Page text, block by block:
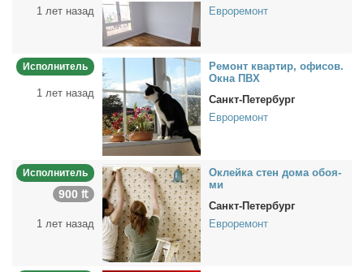
1 лет назад
Евроремонт
Исполнитель
1 лет назад
Ре­монт квар­тир, офи­сов.
Ок­на ПВХ
Санкт-Петербург
Евроремонт
Исполнитель
900 ₶
1 лет назад
Оклей­ка стен до­ма обо­я­
ми
Санкт-Петербург
Евроремонт